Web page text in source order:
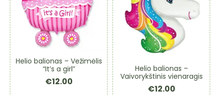
Helio balionas – Vežimėlis
“It’s a girl”
€12.00
Helio balionas –
Vaivorykštinis vienaragis
€12.00